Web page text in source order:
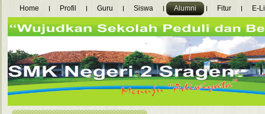
Home Profil Guru Siswa Alumni Fitur E-